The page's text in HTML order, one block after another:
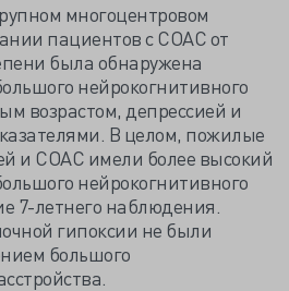
многоцентровом
пациентов с СОАС от
была обнаружена
нейрокогнитивного
возрастом, депрессией и
В целом, пожилые
и СОАС имели более высокий
нейрокогнитивного
7-летнего наблюдения.
гипоксии не были
большого